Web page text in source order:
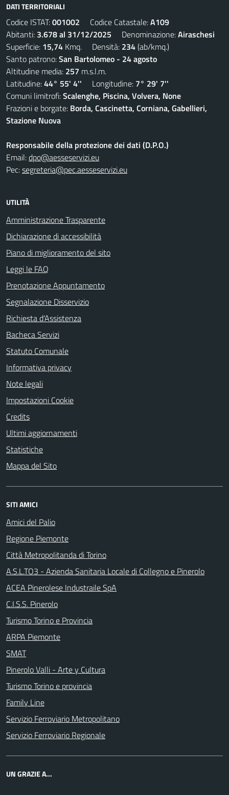
DATI TERRITORIALI
Codice ISTAT:001002 Codice Catastale:A109
Abitanti: 3.678 al 31/12/2025 Denominazione:Airaschesi
Superficie: 15,74 Kmq. Densità: 234(ab/kmq.)
Santo patrono:San Bartolomeo - 24 agosto
Altitudine media: 257 m.s.l.m.
Latitudine:44° 55' 4'' Longitudine: 7° 29' 7''
Comuni limitrofi:Scalenghe, Piscina, Volvera, None
Frazioni e borgate: Borda, Cascinetta, Corniana, Gabellieri,
Stazione Nuova
Responsabile della protezione dei dati (D.P.O.)
Email:dpo@aesseservizi.eu
Pec:segreteria@pec.aesseservizi.eu
UTILITÀ
Amministrazione Trasparente
Dichiarazione di accessibilità
Piano di miglioramento del sito
Leggi le FAQ
Prenotazione Appuntamento
Segnalazione Disservizio
Richiesta d'Assistenza
Bacheca Servizi
Statuto Comunale
Informativa privacy
Note legali
Impostazioni Cookie
Credits
Ultimi aggiornamenti
Statistiche
Mappa del Sito
SITI AMICI
Amici del Palio
Regione Piemonte
Città Metropolitanda di Torino
A.S.L.TO3 - Azienda Sanitaria Locale di Collegno e Pinerolo
ACEA Pinerolese Industraile SpA
C.I.S.S. Pinerolo
Turismo Torino e Provincia
ARPA Piemonte
SMAT
Pinerolo Valli - Arte y Cultura
Turismo Torino e provincia
Family Line
Servizio Ferroviario Metropolitano
Servizio Ferroviario Regionale
UN GRAZIE A...